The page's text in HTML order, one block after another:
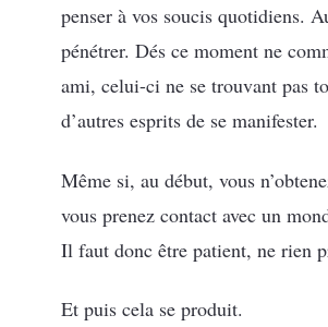
penser à vos soucis quotidiens.
pénétrer. Dés ce moment ne
ami, celui-ci ne se trouvant pas
d’autres esprits de se manifester.
Même si, au début, vous
vous prenez contact avec un
Il faut donc être patient, ne rien
Et puis cela se produit.